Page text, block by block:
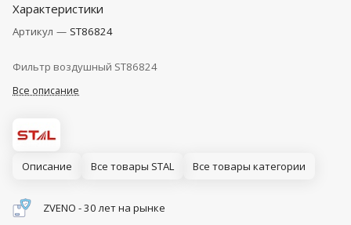
Характеристики
Артикул — ST86824
Фильтр воздушный ST86824
Все описание
Описание Все товары STAL Все товары категории
ZVENO - 30 лет на рынке